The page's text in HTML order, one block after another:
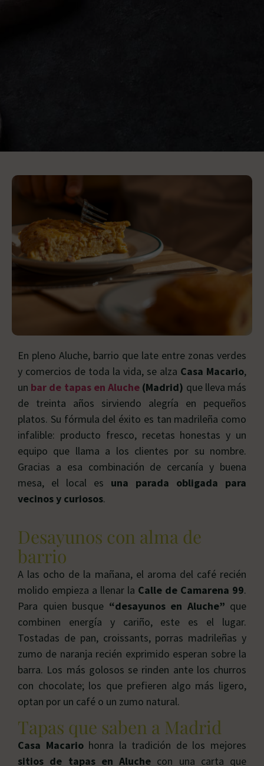
En pleno Aluche, barrio que late entre zonas verdes
y comercios de toda la vida, se alza Casa Macario,
un bar de tapas en Aluche (Madrid) que lleva más
de treinta años sirviendo alegría en pequeños
platos. Su fórmula del éxito es tan madrileña como
infalible: producto fresco, recetas honestas y un
equipo que llama a los clientes por su nombre.
Gracias a esa combinación de cercanía y buena
mesa, el local es una parada obligada para
vecinos y curiosos.
Desayunos con alma de
barrio
A las ocho de la mañana, el aroma del café recién
molido empieza a llenar la Calle de Camarena 99.
Para quien busque “desayunos en Aluche” que
combinen energía y cariño, este es el lugar.
Tostadas de pan, croissants, porras madrileñas y
zumo de naranja recién exprimido esperan sobre la
barra. Los más golosos se rinden ante los churros
con chocolate; los que prefieren algo más ligero,
optan por un café o un zumo natural.
Tapas que saben a Madrid
Casa Macariohonra la tradición de los mejores
sitios de tapas en Aluche con una carta que